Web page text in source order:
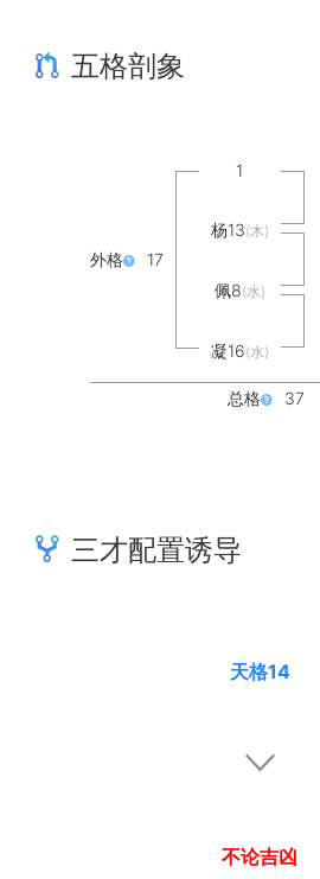
五格剖象
外格 17
1
杨13(木)
佩8(水)
凝16(水)
总格 37
三才配置诱导
天格14
不论吉凶